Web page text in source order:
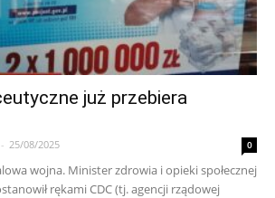
już przebiera
- 25/08/2025 0
wojna. Minister zdrowia i opieki społecznej
rękami CDC (tj. agencji rządowej